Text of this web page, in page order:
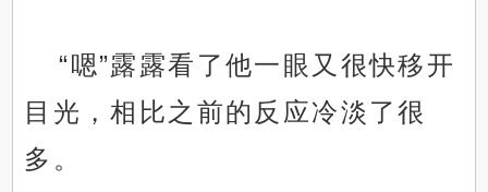
“嗯”露露看了他一眼又很快移开
目光，相比之前的反应冷淡了很
多。